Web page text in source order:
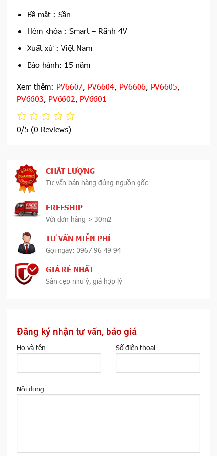
Bề mặt : Sần
Hèm khóa : Smart – Rãnh 4V
Xuất xứ : Việt Nam
Bảo hành: 15 năm
Xem thêm: PV6607, PV6604, PV6606, PV6605,
PV6603, PV6602, PV6601
0/5 (0 Reviews)
CHẤT LƯỢNG
Tư vấn bán hàng đúng nguồn gốc
FREESHIP
Với đơn hàng > 30m2
TƯ VẤN MIỄN PHÍ
Gọi ngay: 0967 96 49 94
GIÁ RẺ NHẤT
Sàn đẹp như ý, giá hợp lý
Đăng ký nhận tư vấn, báo giá
Họ và tên Số điện thoại
Nội dung